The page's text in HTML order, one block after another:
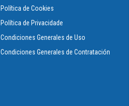
Política de Cookies
Política de Privacidade
Condiciones Generales de Uso
Condiciones Generales de Contratación